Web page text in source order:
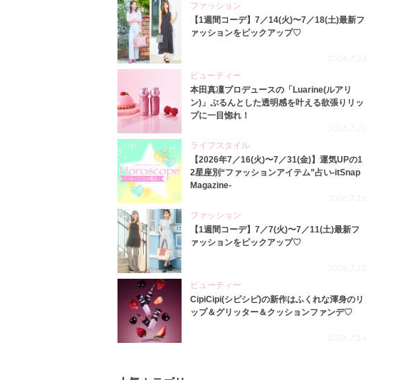
ファッション
【1週間コーデ】7／14(火)〜7／18(土)最新フ
ァッションをピックアップ♡
2026.7.23
ビューティー
本田真凜プロデュースの「Luarine(ルアリ
ン)」ぷるんとした透明感を叶える欲張りリッ
プに一目惚れ！
2026.7.22
ライフスタイル
【2026年7／16(火)〜7／31(金)】運気UPの1
2星座別“ファッションアイテム”占い-itSnap
Magazine-
2026.7.16
ファッション
【1週間コーデ】7／7(火)〜7／11(土)最新フ
ァッションをピックアップ♡
2026.7.15
ビューティー
CipiCipi(シピシピ)の新作はふくれな渾身のリ
ップ＆グリッター＆クッションファンデ♡
2026.7.14